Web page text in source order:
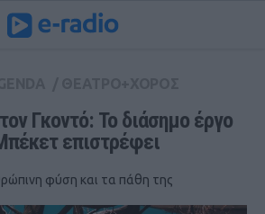
Γκοντό: Το διάσημο έργο
επιστρέφει
φύση και τα πάθη της